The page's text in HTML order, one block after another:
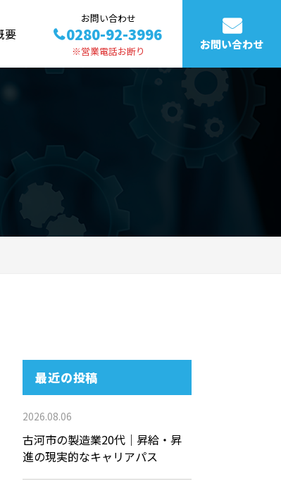
要
お問い合わせ
0280-92-3996
※営業電話お断り お問い合わせ
最近の投稿
2026.08.06
古河市の製造業20代｜昇給・昇
進の現実的なキャリアパス